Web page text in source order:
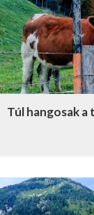
Túl hangosak